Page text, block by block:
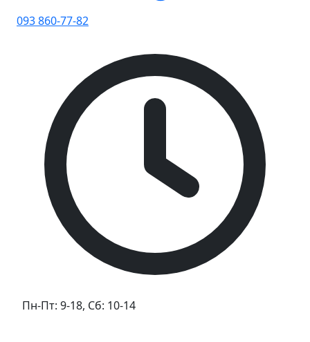
093 860-77-82
Пн-Пт: 9-18, Сб: 10-14